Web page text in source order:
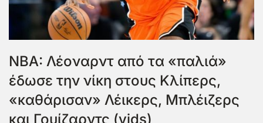
NBA: Λέοναρντ από τα «παλιά»
έδωσε την νίκη στους Κλίπερς,
«καθάρισαν» Λέικερς, Μπλέιζερς
και Γουίζαρντς (vids)